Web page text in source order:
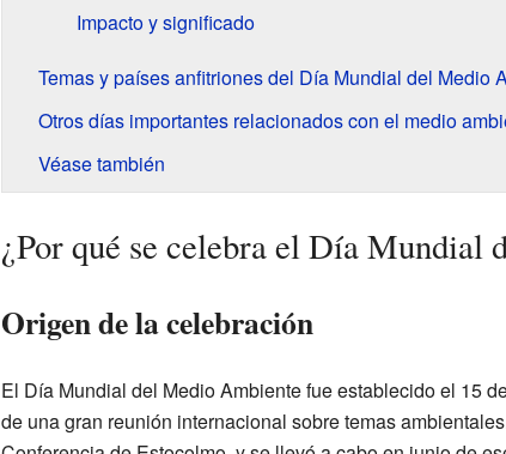
Impacto y significado
Temas y países anfitriones del Día Mundial del Medio
Otros días importantes relacionados con el medio
Véase también
¿Por qué se celebra el Día Mundial
Origen de la celebración
El Día Mundial del Medio Ambiente fue establecido el 15
de una gran reunión internacional sobre temas